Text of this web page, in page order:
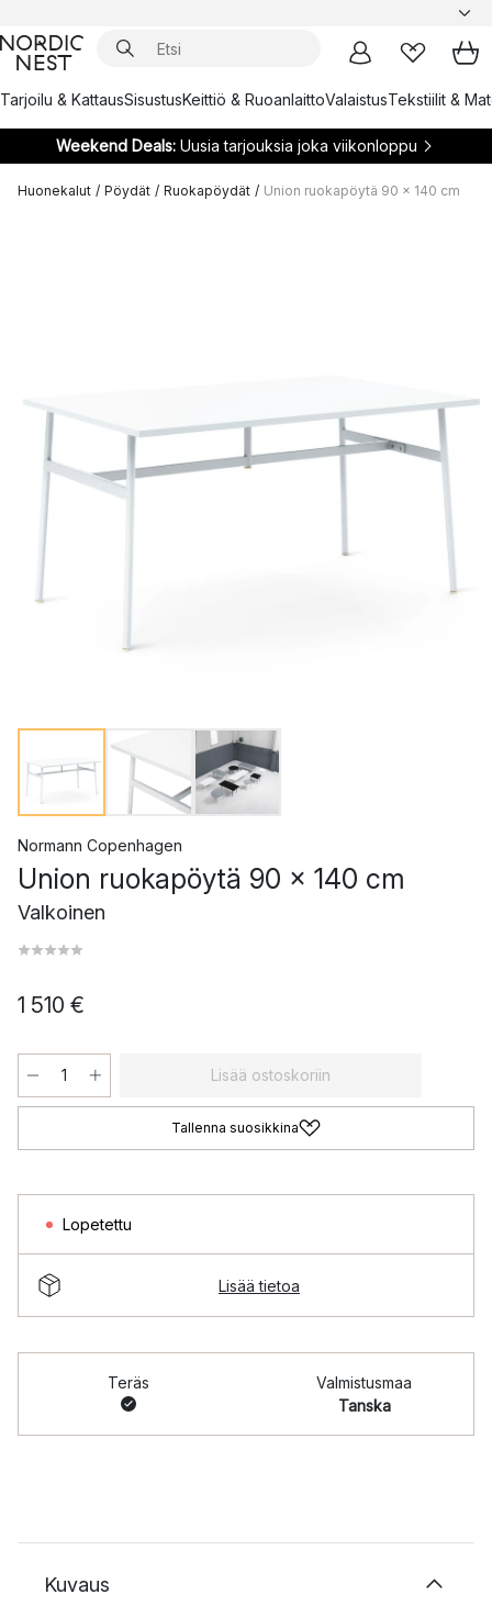
Tarjoilu & KattausSisustusKeittiö & RuoanlaittoValaistusTekstiilit &
Weekend Deals:Uusia tarjouksia joka viikonloppu
Huonekalut / Pöydät / Ruokapöydät / Union ruokapöytä 90 x 140 cm
Normann Copenhagen
Union ruokapöytä 90 x 140 cm
Valkoinen
1 510 €
Lisää ostoskoriin
Tallenna suosikkina
Lopetettu
Lisää tietoa
Teräs
Valmistusmaa
Tanska
Kuvaus